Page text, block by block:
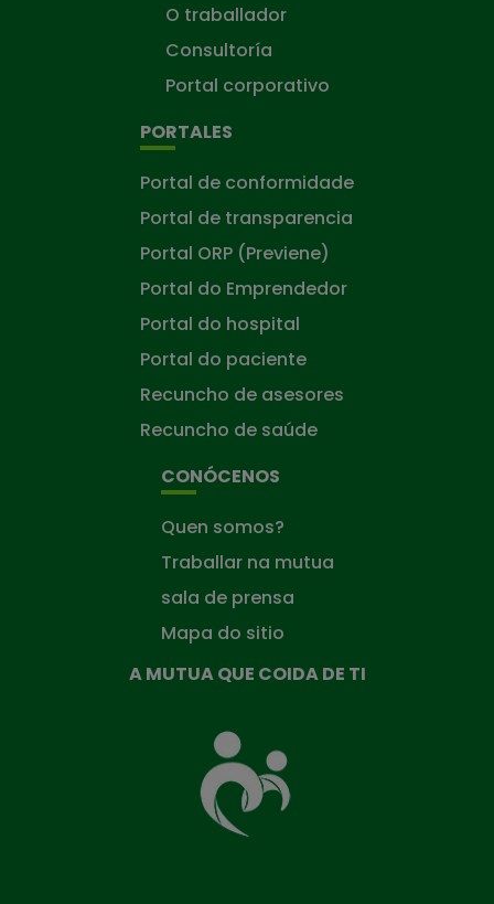
O traballador
Consultoría
Portal corporativo
PORTALES
Portal de conformidade
Portal de transparencia
Portal ORP (Previene)
Portal do Emprendedor
Portal do hospital
Portal do paciente
Recuncho de asesores
Recuncho de saúde
CONÓCENOS
Quen somos?
Traballar na mutua
sala de prensa
Mapa do sitio
A MUTUA QUE COIDA DE TI
Mutua
que
te
coida